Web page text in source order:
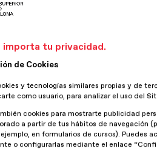
importa tu privacidad.
de Cookies
y tecnologías similares propias y de
como usuario, para analizar el uso del
cookies para mostrarte publicidad
a partir de tus hábitos de navegación
en formularios de cursos). Puedes
o configurarlas mediante el enlace